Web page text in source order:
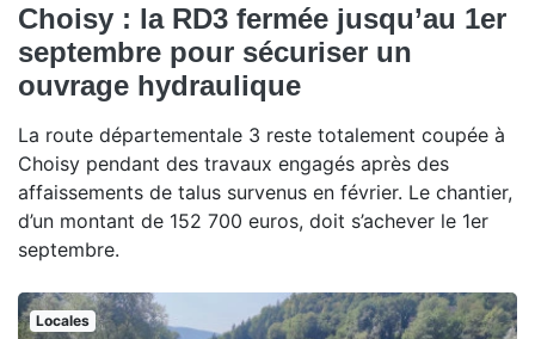
Choisy : la RD3 fermée jusqu’au 1er
septembre pour sécuriser un
ouvrage hydraulique
La route départementale 3 reste totalement coupée à
Choisy pendant des travaux engagés après des
affaissements de talus survenus en février. Le chantier,
d’un montant de 152 700 euros, doit s’achever le 1er
septembre.
Locales